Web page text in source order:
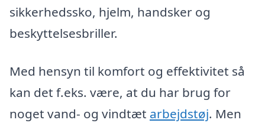
sikkerhedssko, hjelm, handsker og
beskyttelsesbriller.
Med hensyn til komfort og effektivitet så
kan det f.eks. være, at du har brug for
noget vand- og vindtæt arbejdstøj. Men